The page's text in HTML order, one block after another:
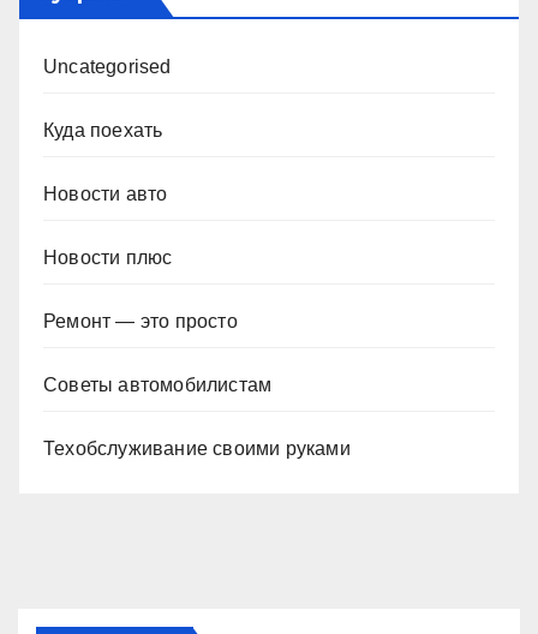
Uncategorised
Куда поехать
Новости авто
Новости плюс
Ремонт — это просто
Советы автомобилистам
Техобслуживание своими руками